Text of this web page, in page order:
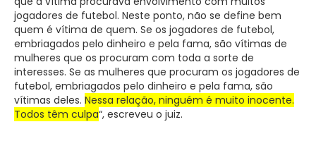
jogadores de futebol. Neste ponto, não se define bem
quem é vítima de quem. Se os jogadores de futebol,
embriagados pelo dinheiro e pela fama, são vítimas de
mulheres que os procuram com toda a sorte de
interesses. Se as mulheres que procuram os jogadores de
futebol, embriagados pelo dinheiro e pela fama, são
vítimas deles. Nessa relação, ninguém é muito inocente.
Todos têm culpa“, escreveu o juiz.